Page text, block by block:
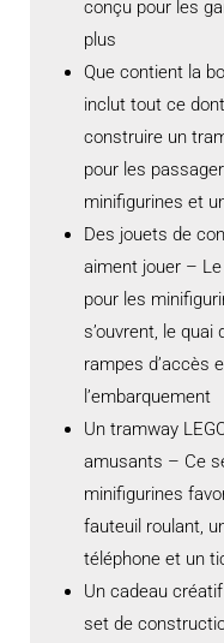
conçu pour les
plus
Que contient la
inclut tout ce
construire un
pour les
minifigurines et
Des jouets de
aiment jouer –
pour les
s’ouvrent, le
rampes d’accès
l’embarquement
Un tramway
amusants – Ce
minifigurines
fauteuil roulant,
téléphone et un
Un cadeau
set de